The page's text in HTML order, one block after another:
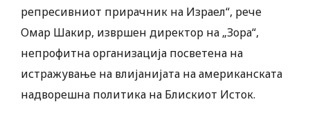
репресивниот прирачник на Израел“, рече
Омар Шакир, извршен директор на „Зора“,
непрофитна организација посветена на
истражување на влијанијата на американската
надворешна политика на Блискиот Исток.